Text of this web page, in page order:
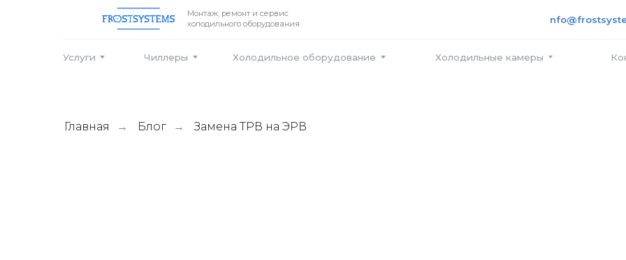
+7
info@frostsystems.ru
Монтаж, ремонт и сервис
холодильного оборудования
ПН-ПТ с
Главная → Блог → Замена ТРВ на ЭРВ